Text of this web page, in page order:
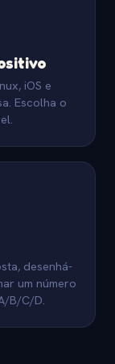
iOS e
Escolha o
desenhá-
um número
B/C/D.